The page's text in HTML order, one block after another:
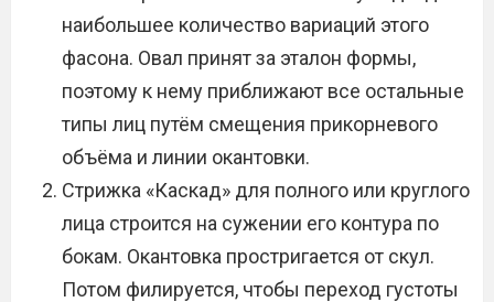
наибольшее количество вариаций этого
фасона. Овал принят за эталон формы,
поэтому к нему приближают все остальные
типы лиц путём смещения прикорневого
объёма и линии окантовки.
Стрижка «Каскад» для полного или круглого
лица строится на сужении его контура по
бокам. Окантовка простригается от скул.
Потом филируется, чтобы переход густоты